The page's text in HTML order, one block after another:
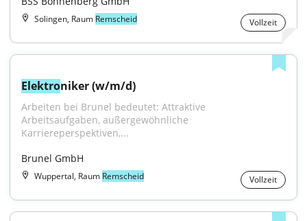
Solingen, Raum Remscheid Vollzeit
Elektroniker (w/m/d)
Arbeiten bei Brunel bedeutet: Attraktive
Arbeitsaufgaben, außergewöhnliche
Karriereperspektiven,...
Brunel GmbH
Wuppertal, Raum Remscheid Vollzeit